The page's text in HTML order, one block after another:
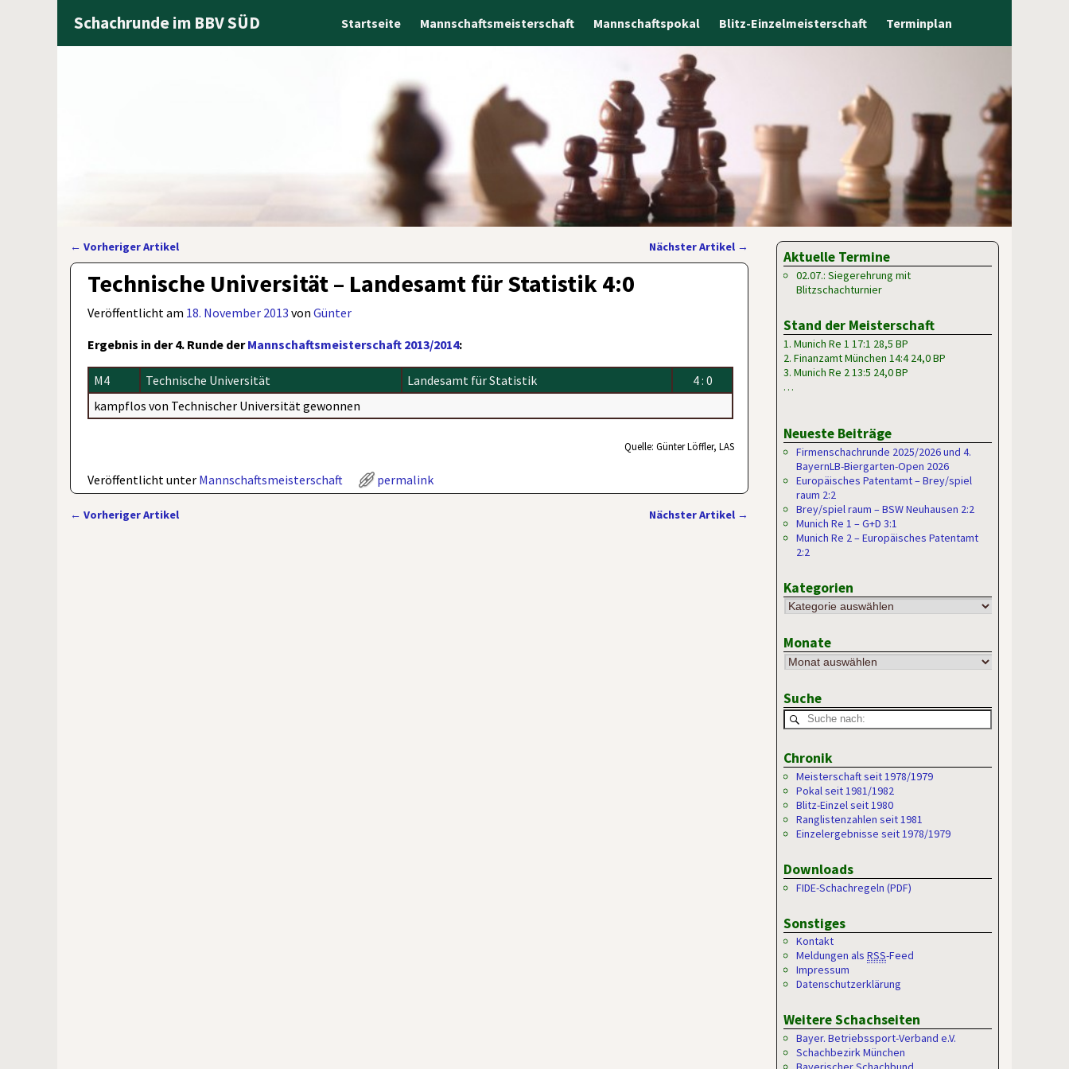
Schachrunde im BBV SÜD Startseite Mannschaftsmeisterschaft Mannschaftspokal Blitz-Einzelmeisterschaft Terminplan
Artikelnavigation
← Vorheriger Artikel Nächster Artikel →
Technische Universität – Landesamt für Statistik 4:0
Veröffentlicht am 18. November 2013 vonGünter
Ergebnis in der 4. Runde derMannschaftsmeisterschaft 2013/2014:
M4 Technische Universität Landesamt für Statistik
4 : 0
kampflos von Technischer Universität gewonnen
Quelle: Günter Löffler, LAS
Veröffentlicht unter Mannschaftsmeisterschaft permalink
← Vorheriger Artikel Nächster Artikel →
Aktuelle Termine
02.07.: Siegerehrung mit
Blitzschachturnier
Stand der Meisterschaft
1. Munich Re 1 17:1 28,5 BP
2. Finanzamt München 14:4 24,0 BP
3. Munich Re 2 13:5 24,0 BP
…
Neueste Beiträge
Firmenschachrunde 2025/2026 und 4.
BayernLB-Biergarten-Open 2026
Europäisches Patentamt – Brey/spiel
raum 2:2
Brey/spiel raum – BSW Neuhausen 2:2
Munich Re 1 – G+D 3:1
Munich Re 2 – Europäisches Patentamt
2:2
Kategorien
Monate
Suche
Chronik
Meisterschaft seit 1978/1979
Pokal seit 1981/1982
Blitz-Einzel seit 1980
Ranglistenzahlen seit 1981
Einzelergebnisse seit 1978/1979
Downloads
FIDE-Schachregeln (PDF)
Sonstiges
Kontakt
Meldungen alsRSS-Feed
Impressum
Datenschutzerklärung
Weitere Schachseiten
Bayer. Betriebssport-Verband e.V.
Schachbezirk München